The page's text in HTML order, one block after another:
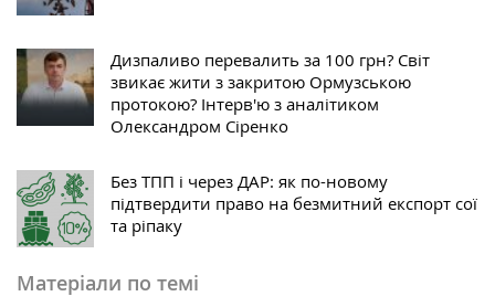
Дизпаливо перевалить за 100 грн? Світ
звикає жити з закритою Ормузською
протокою? Інтерв'ю з аналітиком
Олександром Сіренко
Без ТПП і через ДАР: як по-новому
підтвердити право на безмитний експорт сої
та ріпаку
Матеріали по темі